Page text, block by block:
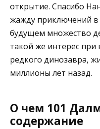
открытие. Спасибо
жажду приключений в
будущем множество
такой же интерес при
редкого динозавра,
миллионы лет назад.
О чем 101
содержание